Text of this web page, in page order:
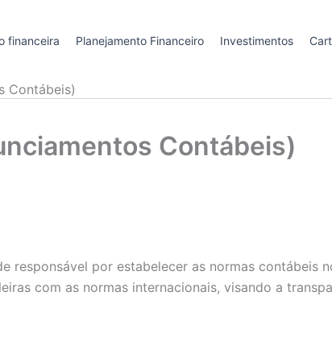
financeira Planejamento Financeiro Investimentos
Contábeis)
Contábeis)
responsável por estabelecer as normas contábeis
com as normas internacionais, visando a